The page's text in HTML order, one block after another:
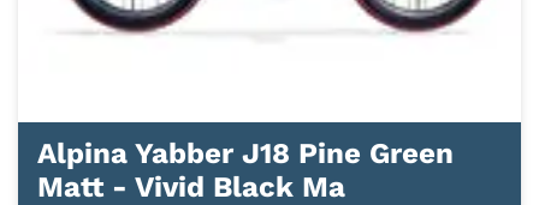
Alpina Yabber J18 Pine Green
Matt - Vivid Black Ma